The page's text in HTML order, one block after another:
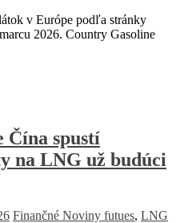
v Európe podľa stránky
2026. Country Gasoline
Čína spustí
na LNG už budúci
Finančné Noviny futues, LNG